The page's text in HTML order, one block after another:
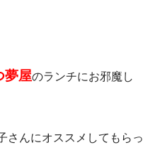
夢屋のランチにお邪魔し
さんにオススメしてもらっ